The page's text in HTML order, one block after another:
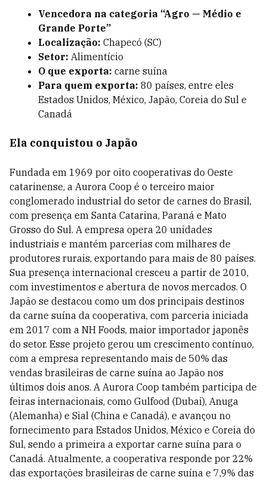
Vencedora na categoria “Agro — Médio e
Grande Porte”
Localização: Chapecó (SC)
Setor: Alimentício
O que exporta: carne suína
Para quem exporta: 80 países, entre eles
Estados Unidos, México, Japão, Coreia do Sul e
Canadá
Ela conquistou o Japão
Fundada em 1969 por oito cooperativas do Oeste
catarinense, a Aurora Coop é o terceiro maior
conglomerado industrial do setor de carnes do Brasil,
com presença em Santa Catarina, Paraná e Mato
Grosso do Sul. A empresa opera 20 unidades
industriais e mantém parcerias com milhares de
produtores rurais, exportando para mais de 80 países.
Sua presença internacional cresceu a partir de 2010,
com investimentos e abertura de novos mercados. O
Japão se destacou como um dos principais destinos
da carne suína da cooperativa, com parceria iniciada
em 2017 com a NH Foods, maior importador japonês
do setor. Esse projeto gerou um crescimento contínuo,
com a empresa representando mais de 50% das
vendas brasileiras de carne suína ao Japão nos
últimos dois anos. A Aurora Coop também participa de
feiras internacionais, como Gulfood (Dubai), Anuga
(Alemanha) e Sial (China e Canadá), e avançou no
fornecimento para Estados Unidos, México e Coreia do
Sul, sendo a primeira a exportar carne suína para o
Canadá. Atualmente, a cooperativa responde por 22%
das exportações brasileiras de carne suína e 7,9% das